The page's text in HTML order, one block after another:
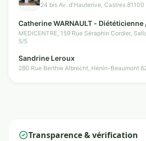
Castres
24 bis Av. d'Hauterive, Castres
Catherine WARNAULT -
dîplomée à Sallaumines
MEDICENTRE, 159 Rue Séraphin Cordier,
5/5
Sandrine Leroux
280 Rue Berthie Albrecht, Hénin-Beaumont
Transparence & vérification